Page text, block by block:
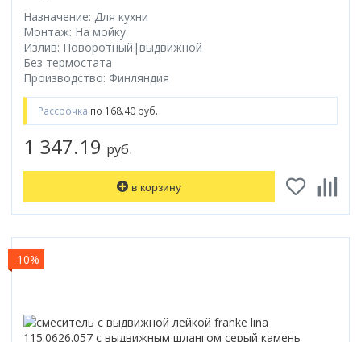
Назначение: Для кухни
Монтаж: На мойку
Излив: Поворотный|выдвижной
Без термостата
Производство: Финляндия
Рассрочка по 168.40 руб.
1 347.19 руб.
в корзину
-10%